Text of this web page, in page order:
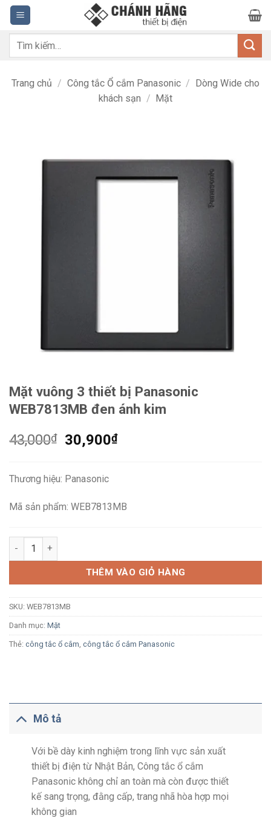
Bỏ
qua
nội
dung
Tìm
Trang chủ / Công tắc Ổ cắm Panasonic / Dòng Wide cho
khách sạn / Mặt
Mặt vuông 3 thiết bị Panasonic
WEB7813MB đen ánh kim
43,000₫
Giá
43,000₫.
30,900₫Giá
Thương hiệu: Panasonic
Mã sản phẩm: WEB7813MB
Mặt vuông 3 thiết bị Panasonic WEB7813MB đen ánh kim số
THÊM VÀO GIỎ HÀNG
SKU: WEB7813MB
Danh mục: Mặt
Thẻ: công tắc ổ cắm công tắc ổ cắm Panasonic
Mô tả
Với bề dày kinh nghiệm trong lĩnh vực sản xuất
thiết bị điện từ Nhật Bản, Công tắc ổ cắm
Panasonic không chỉ an toàn mà còn được thiết
kế sang trọng, đằng cấp, trang nhã hòa hợp mọi
không gian